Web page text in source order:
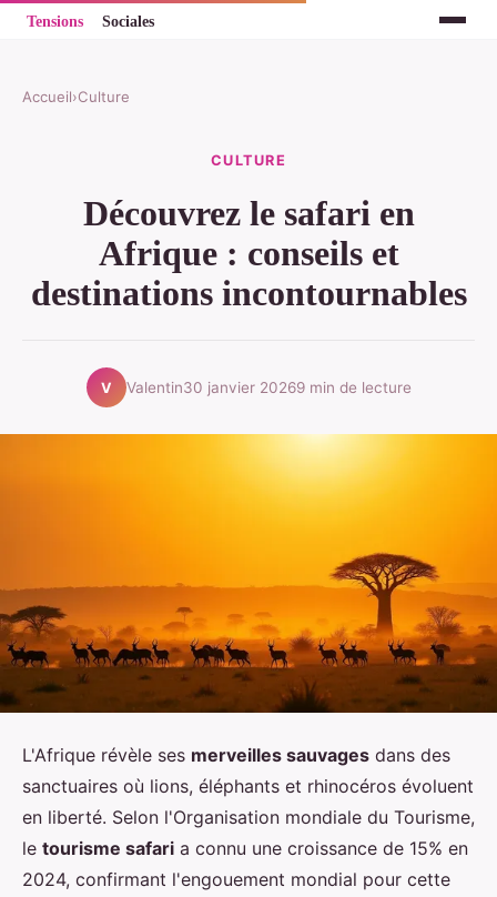
Accueil›Culture
CULTURE
Découvrez le safari en
Afrique : conseils et
destinations incontournables
V Valentin30 janvier 20269 min de lecture
L'Afrique révèle ses merveilles sauvages dans des
sanctuaires où lions, éléphants et rhinocéros évoluent
en liberté. Selon l'Organisation mondiale du Tourisme,
le tourisme safari a connu une croissance de 15% en
2024, confirmant l'engouement mondial pour cette